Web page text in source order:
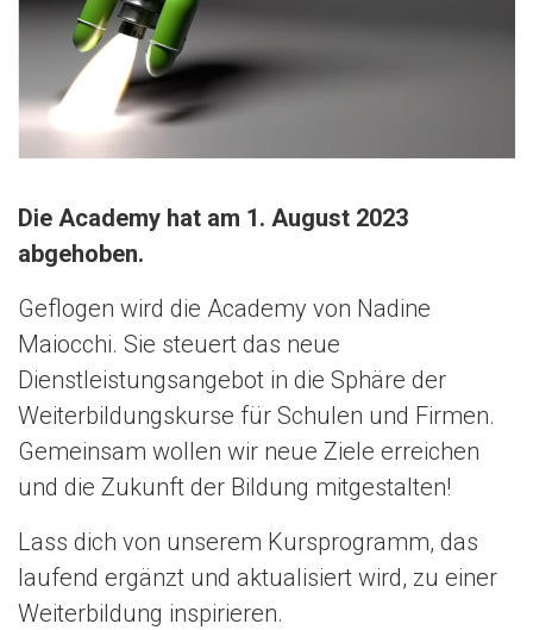
Die Academy hat am 1. August 2023
abgehoben.
Geflogen wird die Academy von Nadine
Maiocchi. Sie steuert das neue
Dienstleistungsangebot in die Sphäre der
Weiterbildungskurse für Schulen und Firmen.
Gemeinsam wollen wir neue Ziele erreichen
und die Zukunft der Bildung mitgestalten!
Lass dich von unserem Kursprogramm, das
laufend ergänzt und aktualisiert wird, zu einer
Weiterbildung inspirieren.